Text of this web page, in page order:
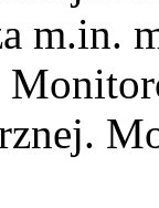
m.in.